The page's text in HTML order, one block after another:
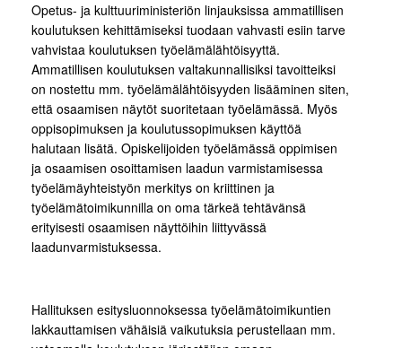
Opetus- ja kulttuuriministeriön linjauksissa ammatillisen
koulutuksen kehittämiseksi tuodaan vahvasti esiin tarve
vahvistaa koulutuksen työelämälähtöisyyttä.
Ammatillisen koulutuksen valtakunnallisiksi tavoitteiksi
on nostettu mm. työelämälähtöisyyden lisääminen siten,
että osaamisen näytöt suoritetaan työelämässä. Myös
oppisopimuksen ja koulutussopimuksen käyttöä
halutaan lisätä. Opiskelijoiden työelämässä oppimisen
ja osaamisen osoittamisen laadun varmistamisessa
työelämäyhteistyön merkitys on kriittinen ja
työelämätoimikunnilla on oma tärkeä tehtävänsä
erityisesti osaamisen näyttöihin liittyvässä
laadunvarmistuksessa.
Hallituksen esitysluonnoksessa työelämätoimikuntien
lakkauttamisen vähäisiä vaikutuksia perustellaan mm.